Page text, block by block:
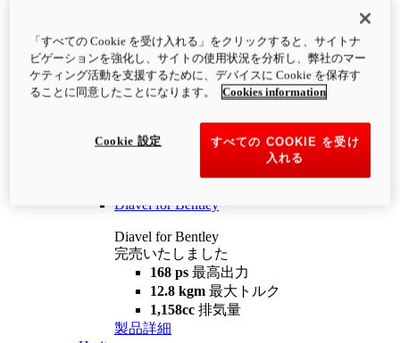
¥4,400,000 i
コンフィギュレーター 製品詳細
newV4 RS 100
12.2 kgm
最大トルク
装備重量（燃料を除く）
Diavel for Bentley
Diavel for Bentley
完売いたしました
168 ps 最高出力
12.8 kgm 最大トルク
1,158cc 排気量
製品詳細
「すべての Cookie を受け入れる」をクリックすると、サイトナ
ビゲーションを強化し、サイトの使用状況を分析し、弊社のマー
ケティング活動を支援するために、デバイスに Cookie を保存す
ることに同意したことになります。
Cookies information
すべての COOKIE を受け
入れる
Cookie 設定